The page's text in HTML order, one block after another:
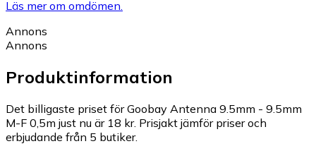
Läs mer om omdömen.
Annons
Annons
Produktinformation
Det billigaste priset för Goobay Antenna 9.5mm - 9.5mm
M-F 0,5m just nu är 18 kr. Prisjakt jämför priser och
erbjudande från 5 butiker.